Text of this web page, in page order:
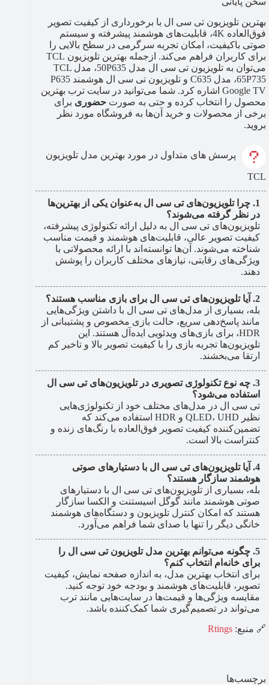
بهترین تلویزیون تی سی ال با برخورداری از کیفیت تصویر
فوق‌العاده 4K، قابلیت‌های هوشمند پیشرفته و سیستم
صوتی باکیفیت، امکان تجربه سرگرمی در سطح بالایی را
برای کاربران فراهم می‌کند. ازجمله بهترین تلویزیون TCL
می‌توان به تلویزیون تی سی ال مدل 50P635، مدل TCL
65P735، مدل C635 و تلویزیون تی سی ال هوشمند P635
Google TV اشاره کرد. شما می‌توانید در سایت ترب بهترین
محصول را انتخاب کرده و حتی به صورت حضوری برای
برخی از محصولات و خرید آن‌ها به فروشگاه مورد نظر
بروید.
پرسش های متداول در مورد بهترین مدل تلویزیون
TCL
چرا تلویزیون‌های تی سی ال به‌عنوان یکی از بهترین‌ها
در نظر گرفته می‌شوند؟
تلویزیون‌های تی سی ال به دلیل ارائه تکنولوژی پیشرفته،
کیفیت تصویر عالی، قابلیت‌های هوشمند و قیمت مناسب
شناخته می‌شوند. آن‌ها توانسته‌اند با ارائه محصولاتی با
ویژگی‌های رقابتی، نیازهای مختلف کاربران را پوشش
دهند.
آیا تلویزیون‌های تی سی ال برای بازی مناسب هستند؟
بله، بسیاری از مدل‌های تی سی ال با داشتن ویژگی‌هایی
مانند پاسخ‌دهی سریع، حالت بازی مخصوص و پشتیبانی از
HDR، برای بازی‌های ویدئویی ایده‌آل هستند. این
تلویزیون‌ها تجربه بازی را با کیفیت تصویر بالا و تاخیر کم
ارتقا می‌بخشند.
چه نوع تکنولوژی تصویری در تلویزیون‌های تی سی ال
استفاده می‌شود؟
تی سی ال در مدل‌های مختلف خود از تکنولوژی‌هایی
نظیر QLED، UHD و HDR استفاده می‌کند که
تضمین‌کننده کیفیت تصویر فوق‌العاده با رنگ‌های زنده و
کنتراست بالا است.
آیا تلویزیون‌های تی سی ال با دستیارهای صوتی
هوشمند سازگار هستند؟
بله، بسیاری از تلویزیون‌های تی سی ال با دستیارهای
صوتی هوشمند مانند گوگل اسیستنت و الکسا سازگار
هستند که امکان کنترل تلویزیون و دستگاه‌های هوشمند
خانگی دیگر را تنها با صدای شما فراهم می‌آورد.
چگونه می‌توانم بهترین مدل تلویزیون تی سی ال را
برای خانه‌ام انتخاب کنم؟
برای انتخاب بهترین مدل، به اندازه صفحه نمایش، کیفیت
تصویر، قابلیت‌های هوشمند و بودجه خود توجه کنید.
مقایسه ویژگی‌ها و قیمت‌ها در سایت‌هایی مانند ترب
می‌تواند در تصمیم‌گیری شما کمک‌کننده باشد.
🔗 منبع: Rtings
برچسب‌ها